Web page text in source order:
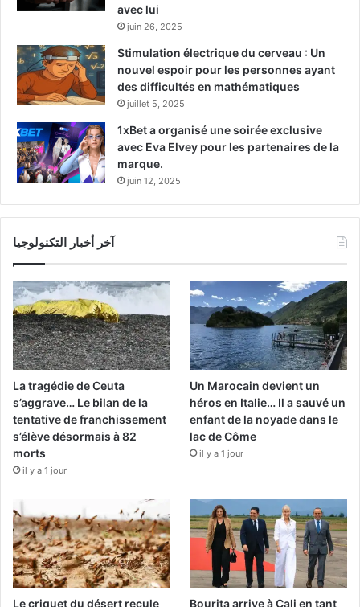
avec lui
juin 26, 2025
Stimulation électrique du cerveau : Un
nouvel espoir pour les personnes ayant
des difficultés en mathématiques
juillet 5, 2025
1xBet a organisé une soirée exclusive
avec Eva Elvey pour les partenaires de la
marque.
juin 12, 2025
آخر أخبار التكنولوجيا
La tragédie de Ceuta
s’aggrave… Le bilan de la
tentative de franchissement
s’élève désormais à 82
morts
il y a 1 jour
Un Marocain devient un
héros en Italie… Il a sauvé un
enfant de la noyade dans le
lac de Côme
il y a 1 jour
Le criquet du désert recule
Bourita arrive à Cali en tant